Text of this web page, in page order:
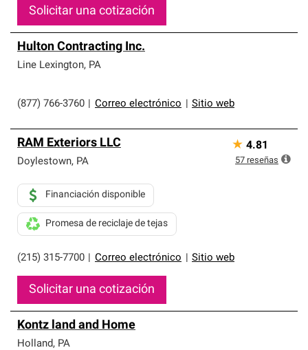
Solicitar una cotización
Hulton Contracting Inc.
Line Lexington, PA
(877) 766-3760 Correo electrónico Sitio web
RAM Exteriors LLC
Doylestown, PA
(215) 315-7700 Correo electrónico Sitio web
Financiación disponible
Promesa de reciclaje de tejas
Solicitar una cotización
★ 4.81
57 reseñas
Kontz land and Home
Holland, PA